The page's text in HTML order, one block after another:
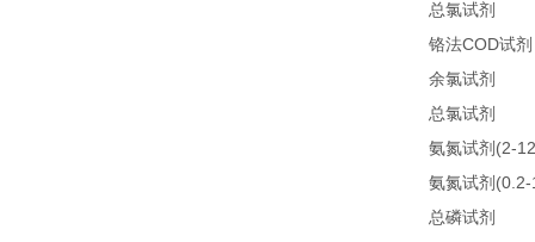
总氯试剂
铬法COD试剂
余氯试剂
总氯试剂
氨氮试剂 (2-
氨氮试剂
总磷试剂